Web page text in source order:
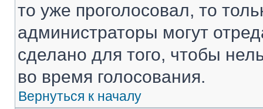
то уже проголосовал, то
администраторы могут
сделано для того, чтобы
во время голосования.
Вернуться к началу